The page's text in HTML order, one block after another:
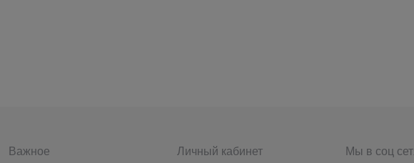
Важное Личный кабинет Мы в соц